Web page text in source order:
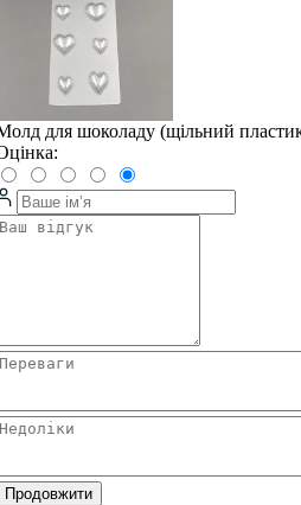
для шоколаду (щільний
Продовжити